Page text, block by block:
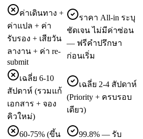
ค่าเดินทาง +
ค่าแปล + ค่า
รับรอง + เสียวัน
ลางาน + ค่า re-
submit
ราคา All-in ระบุ
ชัดเจน ไม่มีค่าซ่อน
— ฟรีคำปรึกษา
ก่อนเริ่ม
เฉลี่ย 6-10
สัปดาห์ (รวมแก้
เอกสาร + จอง
คิวใหม่)
เฉลี่ย 2-4 สัปดาห์
(Priority + ครบรอบ
เดียว)
60-75% (ขึ้น
99.8% — รับ